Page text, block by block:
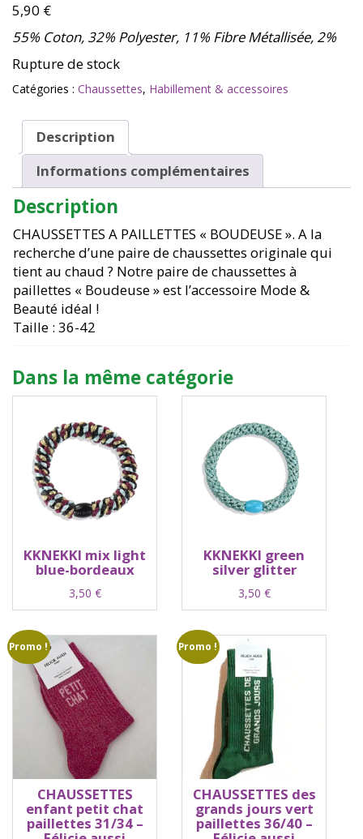
5,90 €
55% Coton, 32% Polyester, 11% Fibre Métallisée, 2%
Rupture de stock
Catégories : Chaussettes, Habillement & accessoires
Description
Informations complémentaires
Description
CHAUSSETTES A PAILLETTES « BOUDEUSE ». A la
recherche d’une paire de chaussettes originale qui
tient au chaud ? Notre paire de chaussettes à
paillettes « Boudeuse » est l’accessoire Mode &
Beauté idéal !
Taille : 36-42
Dans la même catégorie
KKNEKKI mix light
blue-bordeaux
3,50 €
KKNEKKI green
silver glitter
3,50 €
Promo !
CHAUSSETTES
enfant petit chat
paillettes 31/34 –
Promo !
CHAUSSETTES des
grands jours vert
paillettes 36/40 –